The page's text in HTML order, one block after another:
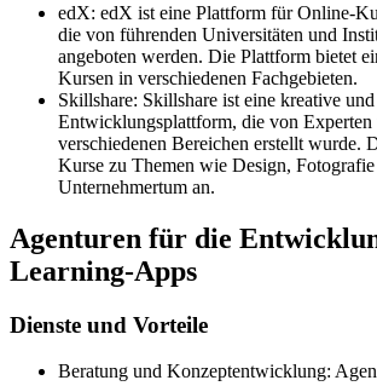
edX: edX ist eine Plattform für Online-
die von führenden Universitäten und
angeboten werden. Die Plattform bietet
Kursen in verschiedenen Fachgebieten.
Skillshare: Skillshare ist eine kreative
Entwicklungsplattform, die von Experten
verschiedenen Bereichen erstellt wurde.
Kurse zu Themen wie Design,
Unternehmertum an.
Agenturen für die
Learning-Apps
Dienste und Vorteile
Beratung und Konzeptentwicklung: